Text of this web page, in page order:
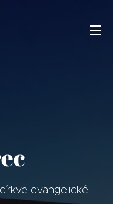
evangelické